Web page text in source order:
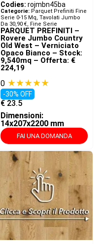
Codies: rojmbn45ba
Categorie: Parquet Prefiniti Fine
Serie 0-15 Mq, Tavolati Jumbo
Da 30,90 €, Fine Serie
PARQUET PREFINITI –
Rovere Jumbo Country
Old West – Verniciato
Opaco Bianco – Stock:
9,540mq – Offerta: €
224,19
0 ★★★★★
-30% OFF
€ 23.5
Dimensioni:
14x207x2200 mm
FAI UNA DOMANDA